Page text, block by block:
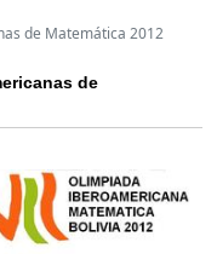
de Matemática 2012
de